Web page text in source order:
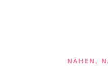
NÄHEN ,